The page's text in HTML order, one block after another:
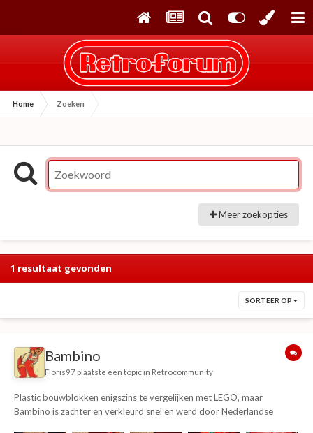
Home Zoeken
Meer zoekopties
1 resultaat gevonden
SORTEER OP
Bambino
Floris97 plaatste een topic in Retrocommunity
Plastic bouwblokken enigszins te vergelijken met LEGO, maar
Bambino is zachter en verkleurd snel en werd door Nederlandse